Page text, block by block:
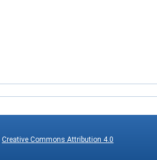
Creative Commons Attribution 4.0